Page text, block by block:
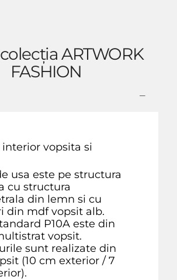
ARTWORK
FASHION
interior vopsita si
usa este pe structura
cu structura
din lemn si cu
din mdf vopsit alb.
P10A este din
vopsit.
sunt realizate din
(10 cm exterior / 7